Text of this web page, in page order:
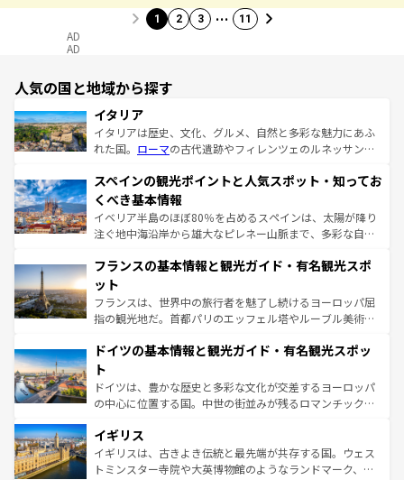
1 2 3 … 11
AD
AD
人気の国と地域から探す
イタリア
イタリアは歴史、文化、グルメ、自然と多彩な魅力にあふ
れた国。 ローマの古代遺跡やフィレンツェのルネッサンス
ろん、トスカーナの美しい田園風景やアマルフィ海岸の絶
景など、自然景観も見逃せない。観光の合間には、本場の
ピザやパスタなど、絶品のイタリア料理を堪能することも
できる。朝目覚めてから夜眠るまで、すべての瞬間を楽し
なお、新着のイタリア情報はコンテンツ一覧を参照してほ
しい。
スペインの観光ポイントと人気スポット・知ってお
くべき基本情報
イベリア半島のほぼ80％を占めるスペインは、太陽が降り
注ぐ地中海沿岸から雄大なピレネー山脈まで、多彩な自然
文化が根付くこの国では、情熱的なフラメンコ、熱気あふ
れる闘牛、そして美味しいタパスが生活の一部となってい
る。首都マドリードの洗練された雰囲気や、バルセロナの
アートに溢れた街角から、地方では古代ローマ遺跡や中世
せる。地方によって風土や気候が異なるスペインはその個
ンテンツ一覧 を参照してほしい。
フランスの基本情報と観光ガイド・有名観光スポ
ット
フランスは、世界中の旅行者を魅了し続けるヨーロッパ屈
指の観光地だ。首都パリのエッフェル塔やルーブル美術館
で、幅広い魅力が詰まっている。華麗な宮殿、歴史的な大
聖堂、美しいビーチ、そして豊かな自然が、訪れる者を心
から魅了する。また、フランスは美食の国としても知ら
れ、フランス料理はユネスコ無形文化遺産にも登録されて
香り高いラベンダー畑など、多彩な楽しみ方が可能だ。さ
らに、パリ以外の地域にも魅力が溢れており、どの街角に
も豊かな歴史と文化が息づいている。パリ以外の個性あふ
ドイツの基本情報と観光ガイド・有名観光スポッ
ト
ドイツは、豊かな歴史と多彩な文化が交差するヨーロッパ
の中心に位置する国。中世の街並みが残るロマンチック街
顔を持つこの国は、どこを歩いても飽きることがない。ベ
ルリンの文化的活気、バイエルン州のアルプスの絶景、そ
してライン川沿いのワイン畑といった風景は必見。ビール
イギリス
イギリスは、古きよき伝統と最先端が共存する国。ウェス
トミンスター寺院や大英博物館のようなランドマーク、歴